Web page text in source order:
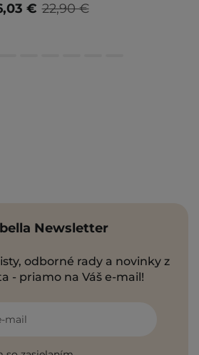
22,90 €
€
Newsletter
odborné rady a novinky z
- priamo na Váš e-mail!
mail